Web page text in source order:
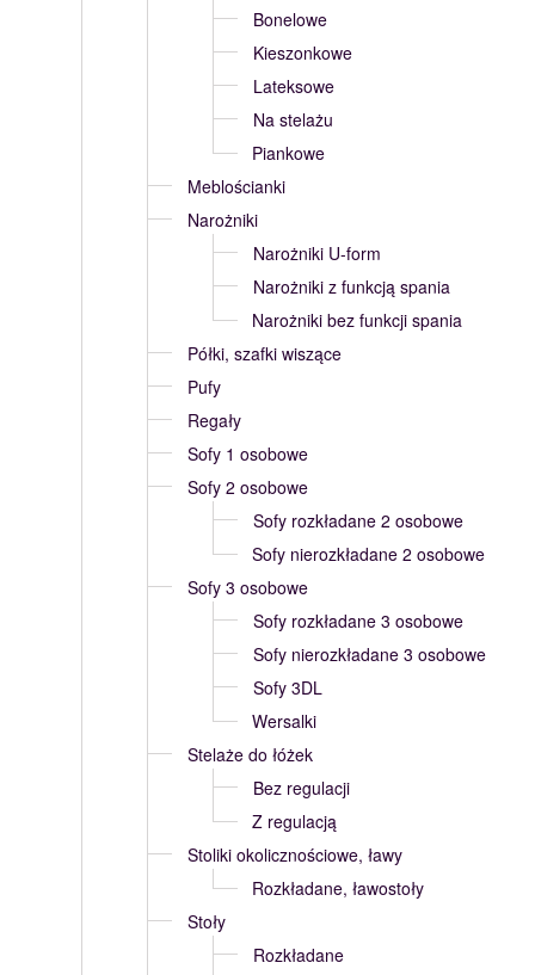
Bonelowe
Kieszonkowe
Lateksowe
Na stelażu
Piankowe
Meblościanki
Narożniki
Narożniki U-form
Narożniki z funkcją spania
Narożniki bez funkcji spania
Półki, szafki wiszące
Pufy
Regały
Sofy 1 osobowe
Sofy 2 osobowe
Sofy rozkładane 2 osobowe
Sofy nierozkładane 2 osobowe
Sofy 3 osobowe
Sofy rozkładane 3 osobowe
Sofy nierozkładane 3 osobowe
Sofy 3DL
Wersalki
Stelaże do łóżek
Bez regulacji
Z regulacją
Stoliki okolicznościowe, ławy
Rozkładane, ławostoły
Stoły
Rozkładane